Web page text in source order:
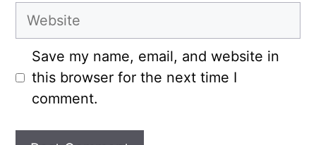
Website
Save my name, email, and website in
this browser for the next time I
comment.